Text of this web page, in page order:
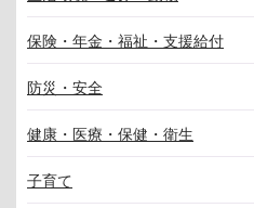
保険・年金・福祉・支援給付
防災・安全
健康・医療・保健・衛生
子育て